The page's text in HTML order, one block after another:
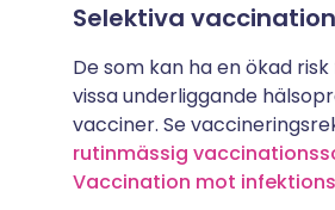
Selektiva
De som kan ha en ökad
vissa underliggande
vacciner. Se
rutinmässig
Vaccination mot